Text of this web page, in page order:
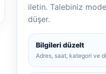
iletin. Talebiniz
düşer.
Bilgileri düzelt
Adres, saat, kategori ve